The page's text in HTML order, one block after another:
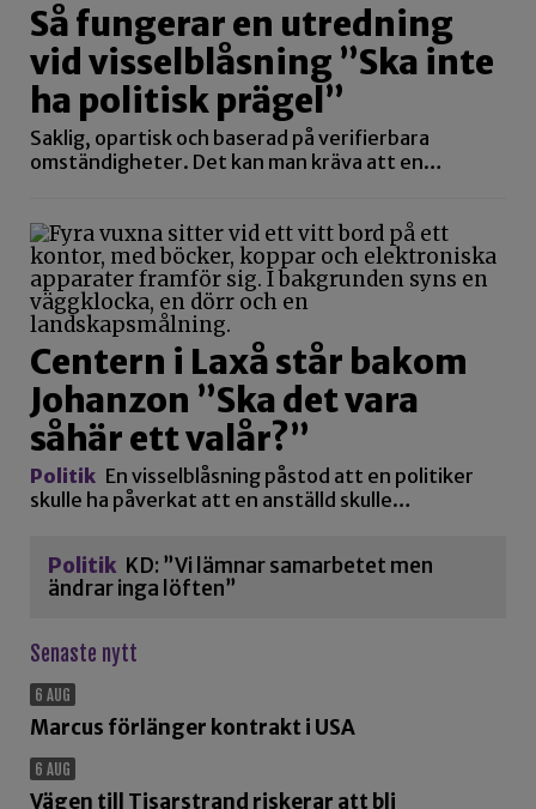
Så fungerar en utredning
vid visselblåsning ”Ska inte
ha politisk prägel”
Saklig, opartisk och baserad på verifierbara
omständigheter. Det kan man kräva att en…
Centern i Laxå står bakom
Johanzon ”Ska det vara
såhär ett valår?”
Politik En visselblåsning påstod att en politiker
skulle ha påverkat att en anställd skulle…
Politik KD: ”Vi lämnar samarbetet men
ändrar inga löften”
Senaste nytt
6 AUG
Marcus förlänger kontrakt i USA
6 AUG
Vägen till Tisarstrand riskerar att bli